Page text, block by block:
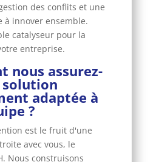
des conflits et une
à innover ensemble.
catalyseur pour la
entreprise.
nous assurez-
solution
adaptée à
?
est le fruit d'une
avec vous, le
Nous construisons